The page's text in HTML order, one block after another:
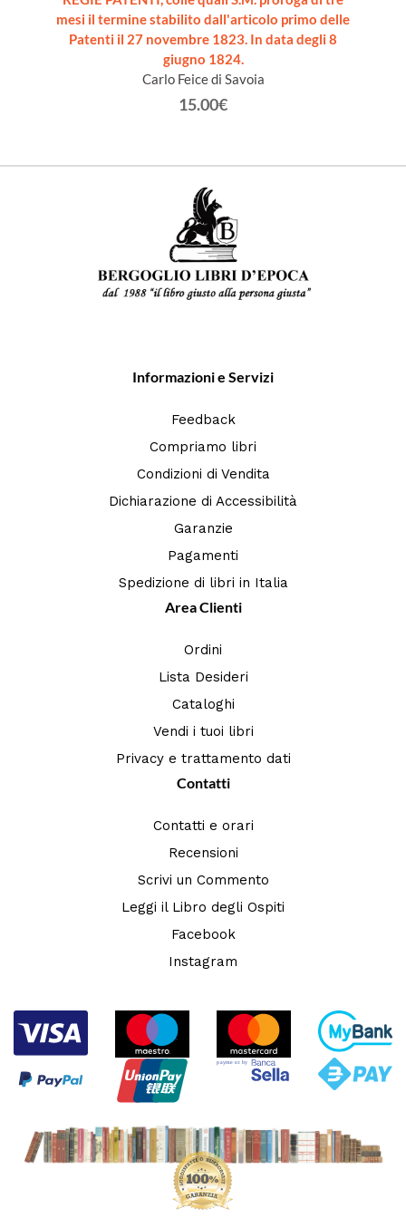
mesi il termine stabilito dall'articolo primo delle
Patenti il 27 novembre 1823. In data degli 8
giugno 1824.
Carlo Feice di Savoia
15.00€
Informazioni e Servizi
Feedback
Compriamo libri
Condizioni di Vendita
Dichiarazione di Accessibilità
Garanzie
Pagamenti
Spedizione di libri in Italia
Area Clienti
Ordini
Lista Desideri
Cataloghi
Vendi i tuoi libri
Privacy e trattamento dati
Contatti
Contatti e orari
Recensioni
Scrivi un Commento
Leggi il Libro degli Ospiti
Facebook
Instagram